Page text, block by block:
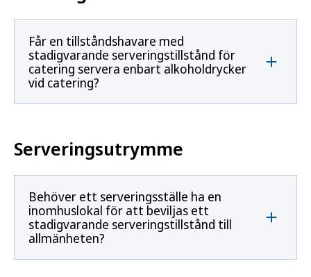
Får en tillståndshavare med
stadigvarande serveringstillstånd för
catering servera enbart alkoholdrycker
vid catering?
Serveringsutrymme
Behöver ett serveringsställe ha en
inomhuslokal för att beviljas ett
stadigvarande serveringstillstånd till
allmänheten?